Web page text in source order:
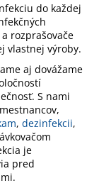
do každej
a rozprašovače
vlastnej výroby.
aj dovážame
S nami
, dezinfekcii,
je
pred